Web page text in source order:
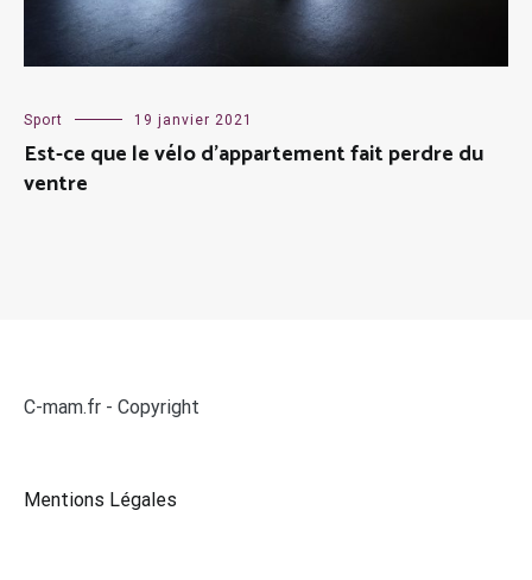
Sport 19 janvier 2021
Est-ce que le vélo d’appartement fait perdre du
ventre
C-mam.fr - Copyright
Mentions Légales